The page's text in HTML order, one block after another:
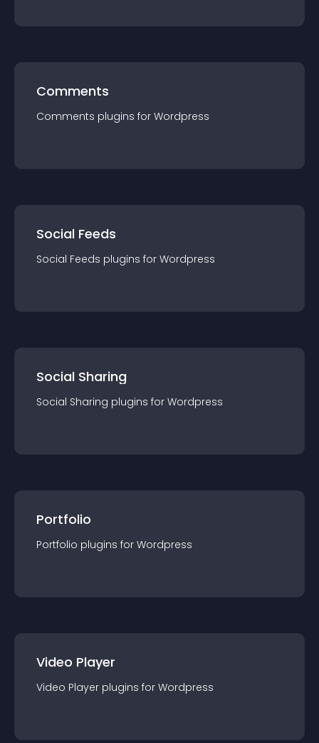
Comments
Comments plugins for Wordpress
Social Feeds
Social Feeds plugins for Wordpress
Social Sharing
Social Sharing plugins for Wordpress
Portfolio
Portfolio plugins for Wordpress
Video Player
Video Player plugins for Wordpress